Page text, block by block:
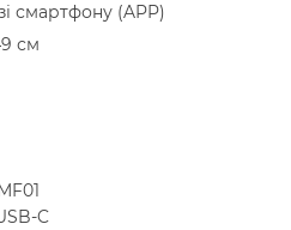
смартфону (APP)
см
C